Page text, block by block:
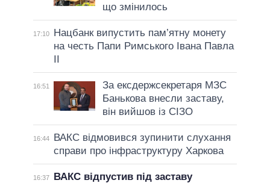
що змінилось
17:10
Нацбанк випустить пам’ятну монету
на честь Папи Римського Івана Павла
II
16:51
За ексдержсекретаря МЗС
Банькова внесли заставу,
він вийшов із СІЗО
16:44
ВАКС відмовився зупинити слухання
справи про інфраструктуру Харкова
16:37
ВАКС відпустив під заставу